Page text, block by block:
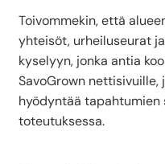
Toivommekin, että
yhteisöt, urheiluseurat
kyselyyn, jonka antia
SavoGrown
hyödyntää tapahtumien
toteutuksessa.